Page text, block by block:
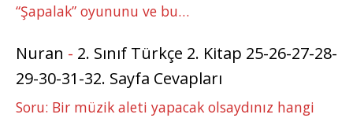
“Şapalak” oyununu ve bu…
Nuran - 2. Sınıf Türkçe 2. Kitap 25-26-27-28-
29-30-31-32. Sayfa Cevapları
Soru: Bir müzik aleti yapacak olsaydınız hangi